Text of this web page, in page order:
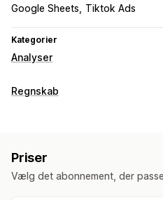
Google Sheets
Tiktok Ads
Kategorier
Analyser
Kundeadfærd
Markedsføring og salg
Regnskab
Udgiftssporing
Sporing af kostpris for solgte
Priser
Vælg det abonnement, der